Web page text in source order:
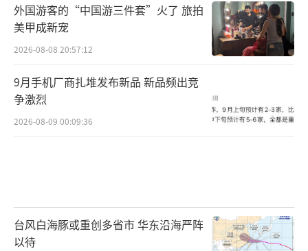
外国游客的“中国游三件套”火了 旅拍
美甲成新宠
2026-08-08 20:57:12
9月手机厂商扎堆发布新品 新品频出竞
争激烈
2026-08-09 00:09:36
台风白海豚或重创多省市 华东沿海严阵
以待